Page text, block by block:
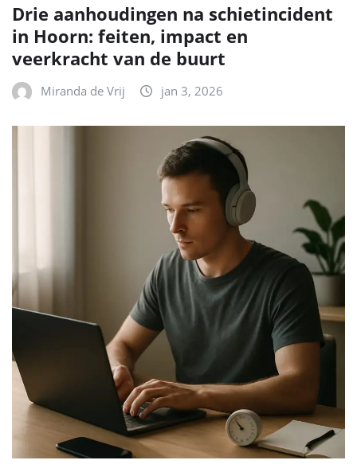
Drie aanhoudingen na schietincident
in Hoorn: feiten, impact en
veerkracht van de buurt
Miranda de Vrij jan 3, 2026